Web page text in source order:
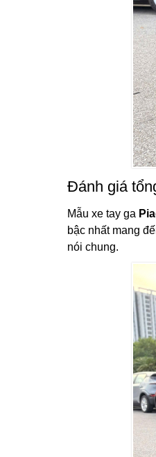
Đánh giá
Mẫu xe tay ga
bậc nhất mang
nói chung.